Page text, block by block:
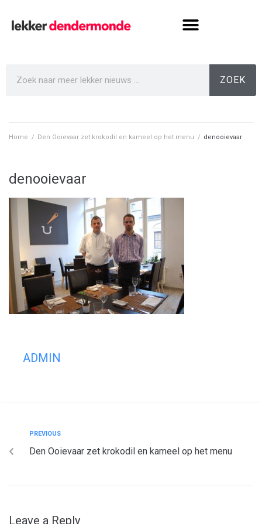
ZOEK
Home / Den Ooievaar zet krokodil en kameel op het menu / denooievaar
denooievaar
ADMIN
PREVIOUS
Den Ooievaar zet krokodil en kameel op het menu
Leave a Reply